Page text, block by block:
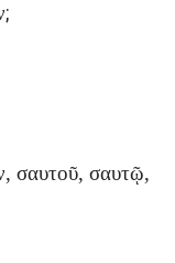
;
σαυτοῦ, σαυτῷ,